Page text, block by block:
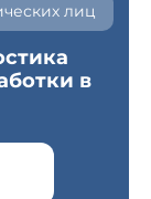
лиц
в